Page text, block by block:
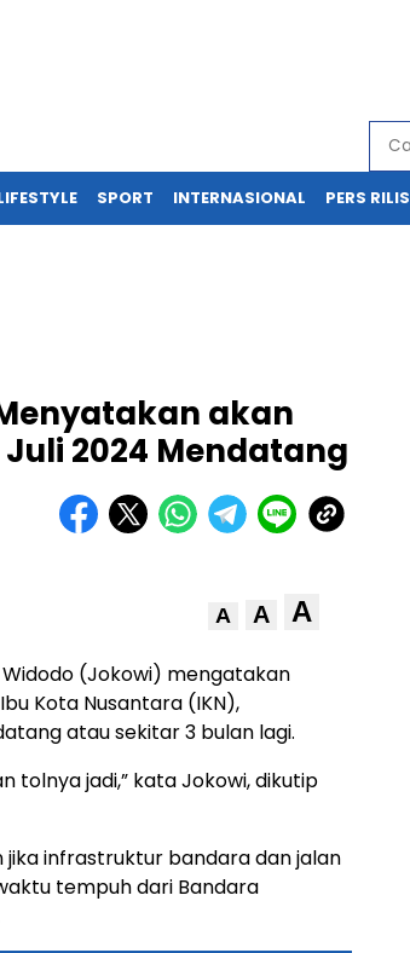
SPORT INTERNASIONAL PERS RILIS
akan
2024 Mendatang
A A A
(Jokowi) mengatakan
Kota Nusantara (IKN),
atau sekitar 3 bulan lagi.
tolnya jadi,” kata Jokowi, dikutip
infrastruktur bandara dan jalan
tempuh dari Bandara